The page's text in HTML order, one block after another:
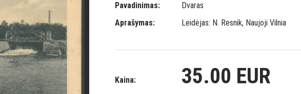
Pavadinimas:
Dvaras
Aprašymas:
Leidėjas: N. Resnik, Naujoji Vilnia
Kaina: 35.00 EUR